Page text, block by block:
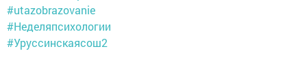
#utazobrazovanie
#Неделяпсихологии
#Уруссинскаясош2